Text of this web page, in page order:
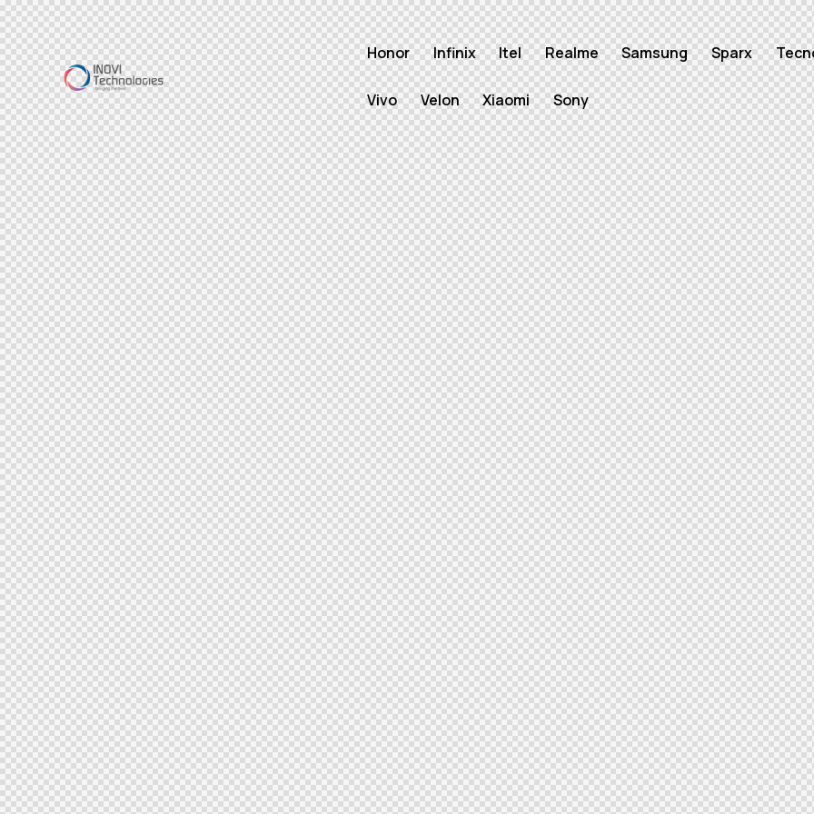
Honor Infinix Itel Realme Samsung Sparx
Vivo Velon Xiaomi Sony